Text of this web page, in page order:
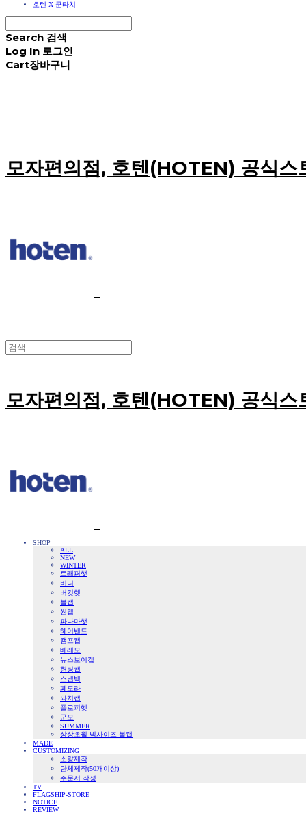
호텐 X 쿤타치
Search 검색
Log In 로그인
Cart장바구니
모자편의점, 호텐(HOTEN) 공식스
모자편의점, 호텐(HOTEN) 공식스
SHOP
ALL
NEW
WINTER
트래퍼햇
비니
버킷햇
볼캡
썬캡
파나마햇
헤어밴드
캠프캡
베레모
뉴스보이캡
헌팅캡
스냅백
페도라
와치캡
플로피햇
군모
SUMMER
상상초월 빅사이즈 볼캡
MADE
CUSTOMIZING
소량제작
단체제작(50개이상)
주문서 작성
TV
FLAGSHIP-STORE
NOTICE
REVIEW